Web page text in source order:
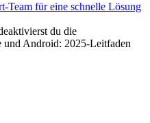
Team für eine schnelle Lösung
du die
Android: 2025-Leitfaden